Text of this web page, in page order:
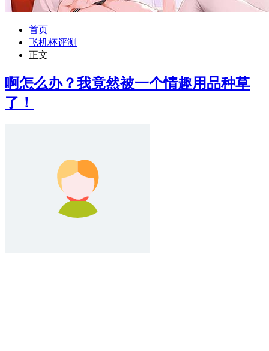
首页
飞机杯评测
正文
啊怎么办？我竟然被一个情趣用品种草
了！